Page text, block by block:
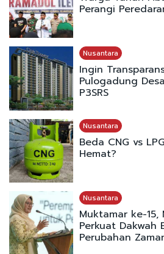
Perangi
Nusantara
Ingin
Pulogadung
P3SRS
Nusantara
Beda CNG vs
Hemat?
Nusantara
Muktamar ke-15,
Perkuat Dakwah
Perubahan